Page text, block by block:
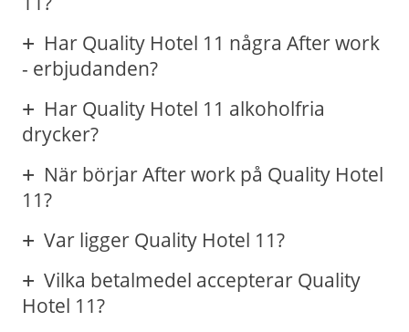
Har Quality Hotel 11 några After work
- erbjudanden?
Har Quality Hotel 11 alkoholfria
drycker?
När börjar After work på Quality Hotel
11?
Var ligger Quality Hotel 11?
Vilka betalmedel accepterar Quality
Hotel 11?